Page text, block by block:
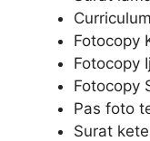
Fotocopy
Fotocopy
Fotocopy
Pas foto
Surat